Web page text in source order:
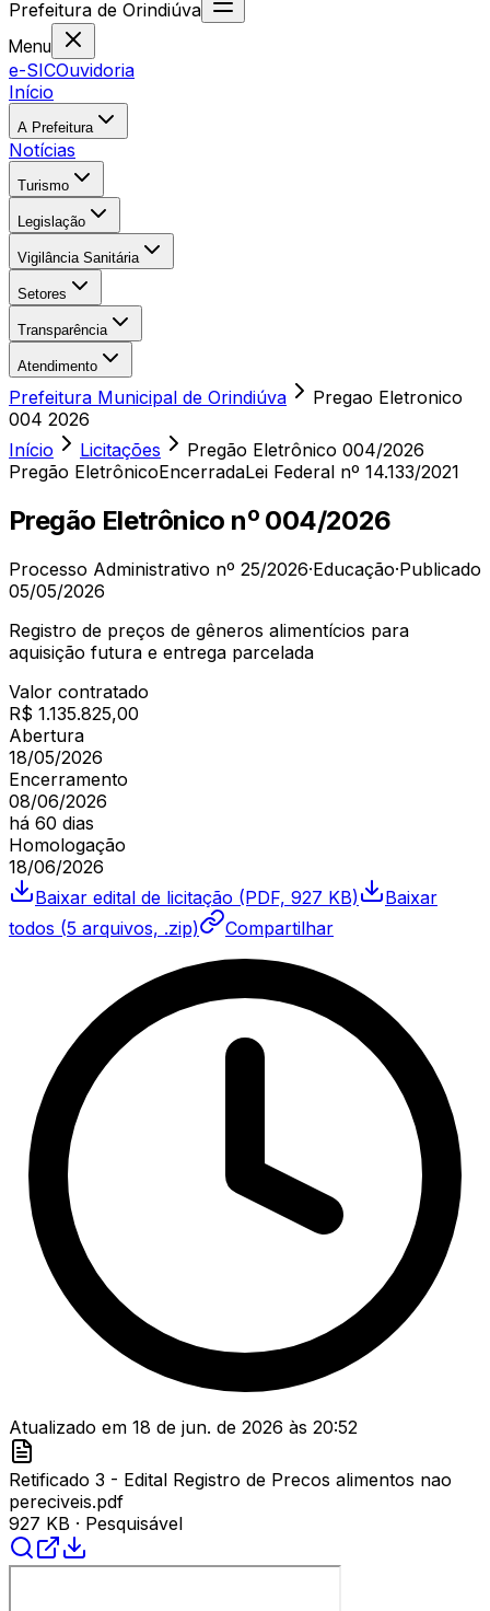
Prefeitura de Orindiúva
Menu
e-SICOuvidoria
Início
A Prefeitura
Notícias
Turismo
Legislação
Vigilância Sanitária
Setores
Transparência
Atendimento
Prefeitura Municipal de Orindiúva
Pregao Eletronico
004 2026
Início
Licitações Pregão Eletrônico 004/2026
Pregão EletrônicoEncerradaLei Federal nº 14.133/2021
Pregão Eletrônico nº 004/2026
Processo Administrativo nº 25/2026·Educação·Publicado
05/05/2026
Registro de preços de gêneros alimentícios para
aquisição futura e entrega parcelada
Valor contratado
R$ 1.135.825,00
Abertura
18/05/2026
Encerramento
08/06/2026
há 60 dias
Homologação
18/06/2026
Baixar edital de licitação (PDF, 927 KB)
Baixar
todos (5 arquivos, .zip) Compartilhar
Atualizado em 18 de jun. de 2026 às 20:52
Retificado 3 - Edital Registro de Precos alimentos nao
pereciveis.pdf
927 KB · Pesquisável